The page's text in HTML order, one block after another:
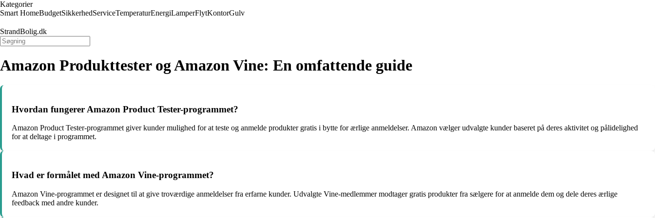
Kategorier
Smart HomeBudgetSikkerhedServiceTemperaturEnergiLamperFlytKontorGulv
StrandBolig.dk
Amazon Produkttester og Amazon Vine: En omfattende guide
Hvordan fungerer Amazon Product Tester-programmet?
Amazon Product Tester-programmet giver kunder mulighed for at teste og anmelde produkter gratis i bytte for ærlige anmeldelser. Amazon vælger udvalgte kunder baseret på deres aktivitet og pålidelighed
for at deltage i programmet.
Hvad er formålet med Amazon Vine-programmet?
Amazon Vine-programmet er designet til at give troværdige anmeldelser fra erfarne kunder. Udvalgte Vine-medlemmer modtager gratis produkter fra sælgere for at anmelde dem og dele deres ærlige
feedback med andre kunder.